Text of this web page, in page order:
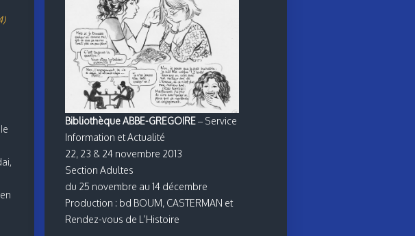
Bibliothèque ABBE-GREGOIRE– Service
Information et Actualité
22, 23 & 24 novembre 2013
Section Adultes
du 25 novembre au 14 décembre
Production : bd BOUM, CASTERMAN et
Rendez-vous de L’Histoire